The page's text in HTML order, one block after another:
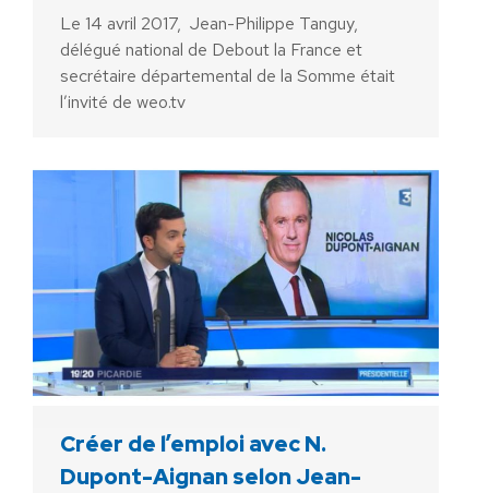
Le 14 avril 2017, Jean-Philippe Tanguy,
délégué national de Debout la France et
secrétaire départemental de la Somme était
l’invité de weo.tv
Créer de l’emploi avec N.
Dupont-Aignan selon Jean-